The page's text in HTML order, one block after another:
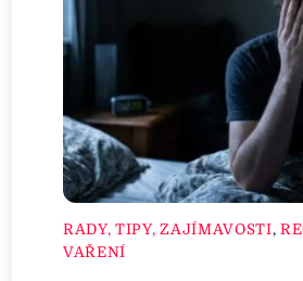
RADY, TIPY, ZAJÍMAVOSTI,
VAŘENÍ